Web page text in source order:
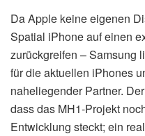
Da Apple keine eigenen
Spatial iPhone auf einen
zurückgreifen – Samsung
für die aktuellen iPhones
naheliegender Partner.
dass das MH1-Projekt
Entwicklung steckt; ein